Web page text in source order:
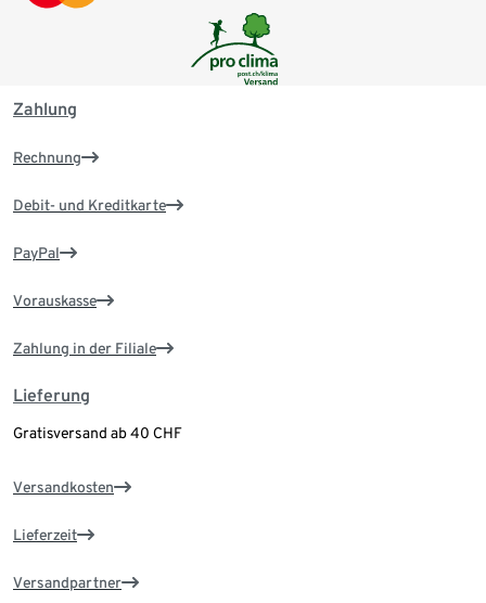
Zahlung
Rechnung
Debit- und Kreditkarte
PayPal
Vorauskasse
Zahlung in der Filiale
Lieferung
Gratisversand ab 40 CHF
Versandkosten
Lieferzeit
Versandpartner